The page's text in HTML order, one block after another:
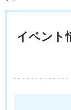
イベント